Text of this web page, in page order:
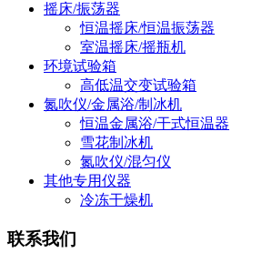
摇床/振荡器
恒温摇床/恒温振荡器
室温摇床/摇瓶机
环境试验箱
高低温交变试验箱
氮吹仪/金属浴/制冰机
恒温金属浴/干式恒温器
雪花制冰机
氮吹仪/混匀仪
其他专用仪器
冷冻干燥机
联系我们